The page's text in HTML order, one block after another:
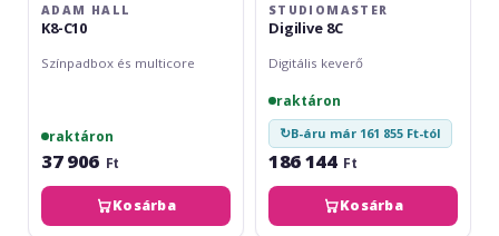
ADAM HALL
K8-C10
Színpadbox és multicore
raktáron
37 906 Ft
Kosárba
STUDIOMASTER
Digilive 8C
Digitális keverő
raktáron
↻B-áru már 161 855 Ft-tól
186 144 Ft
Kosárba